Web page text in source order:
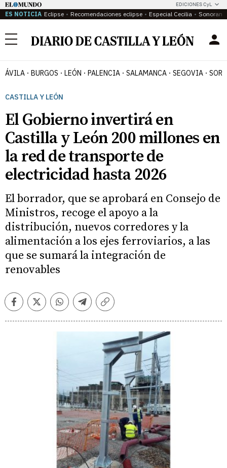
EDICIONES CyL
ES NOTICIA Eclipse Recomendaciones eclipse Especial Cecilia
Menú
ÁVILA BURGOS LEÓN PALENCIA SALAMANCA SEGOVIA
CASTILLA Y LEÓN
El Gobierno invertirá en
Castilla y León 200 millones en
la red de transporte de
electricidad hasta 2026
El borrador, que se aprobará en Consejo de
Ministros, recoge el apoyo a la
distribución, nuevos corredores y la
alimentación a los ejes ferroviarios, a las
que se sumará la integración de
renovables
FacebookTwitterWhatsappTelegramCopiar